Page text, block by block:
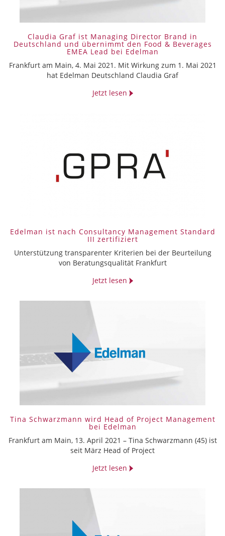
Claudia Graf ist Managing Director Brand in
Deutschland und übernimmt den Food & Beverages
EMEA Lead bei Edelman
Frankfurt am Main, 4. Mai 2021. Mit Wirkung zum 1. Mai 2021
hat Edelman Deutschland Claudia Graf
Jetzt lesen
Edelman ist nach Consultancy Management Standard
III zertifiziert
Unterstützung transparenter Kriterien bei der Beurteilung
von Beratungsqualität Frankfurt
Jetzt lesen
Tina Schwarzmann wird Head of Project Management
bei Edelman
Frankfurt am Main, 13. April 2021 – Tina Schwarzmann (45) ist
seit März Head of Project
Jetzt lesen